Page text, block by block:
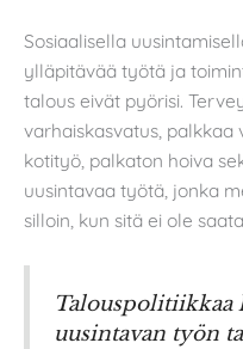
Sosiaalisella
ylläpitävää työtä ja
talous eivät pyörisi.
varhaiskasvatus,
kotityö, palkaton hoiva
uusintavaa työtä, jonka
silloin, kun sitä ei ole
Talouspolitiikkaa
uusintavan työn